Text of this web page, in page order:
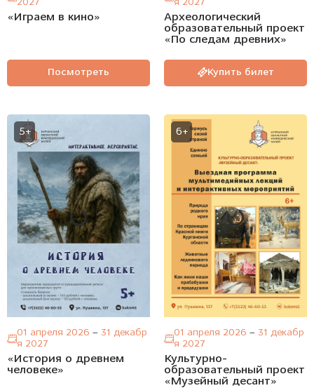
2027
«Играем в кино»
Посмотреть
я 2027
Археологический
образовательный проект
«По следам древних»
Купить билет
5+
01 апреля 2026 – 31 декабр
я 2027
«История о древнем
человеке»
6+
01 апреля 2026 – 31 декабр
я 2027
Культурно-
образовательный проект
«Музейный десант»